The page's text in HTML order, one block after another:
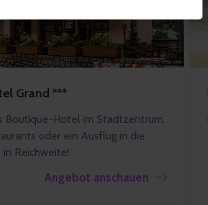
Grand ***
Boutique-Hotel im Stadtzentrum.
oder ein Ausflug in die
Reichweite!
Angebot anschauen